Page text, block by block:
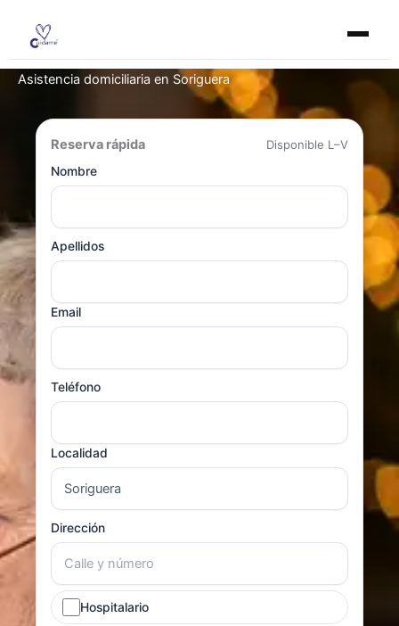
contenido
Asistencia domiciliaria en Soriguera
Reserva rápida
Disponible L–V
Nombre
Apellidos
Email
Teléfono
Localidad
Dirección
Hospitalario